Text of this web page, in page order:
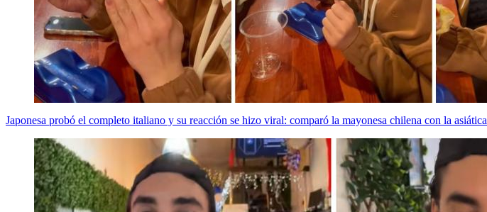
Japonesa probó el completo italiano y su reacción se hizo viral: comparó la mayonesa chilena con la asiática